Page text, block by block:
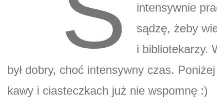
intensywnie
sądzę, żeby
i bibliotekarzy.
był dobry, choć intensywny czas.
kawy i ciasteczkach już nie wspomnę :)